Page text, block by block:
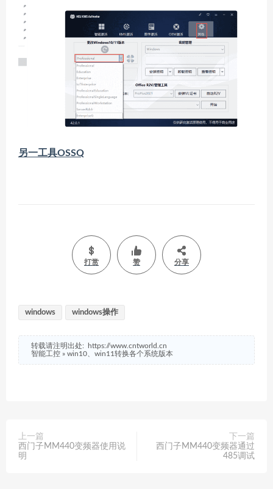
另一工具OSSQ
打赏 赞 分享
windows windows操作
转载请注明出处:
https://www.cntworld.cn
智能工控 » win10、win11转换各个系统版本
上一篇
西门子MM440变频器使用说
明
下一篇
西门子MM440变频器通过
485调试